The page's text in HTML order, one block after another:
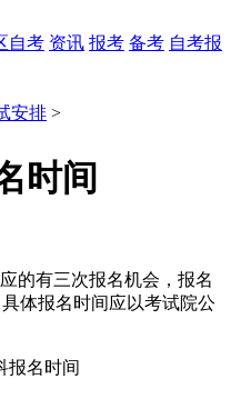
自考 资讯 报考 备考 自考报
安排 >
时间
的有三次报名机会，报名
体报名时间应以考试院公